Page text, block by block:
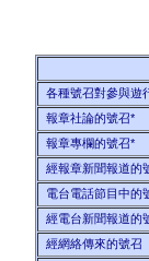
各種號召對參與遊
報章社論的號召*
報章專欄的號召*
經報章新聞報道的
電台電話節目中的
經電台新聞報道的
經網絡傳來的號召